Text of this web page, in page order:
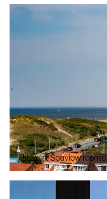
Uitzicht Seaview rooms